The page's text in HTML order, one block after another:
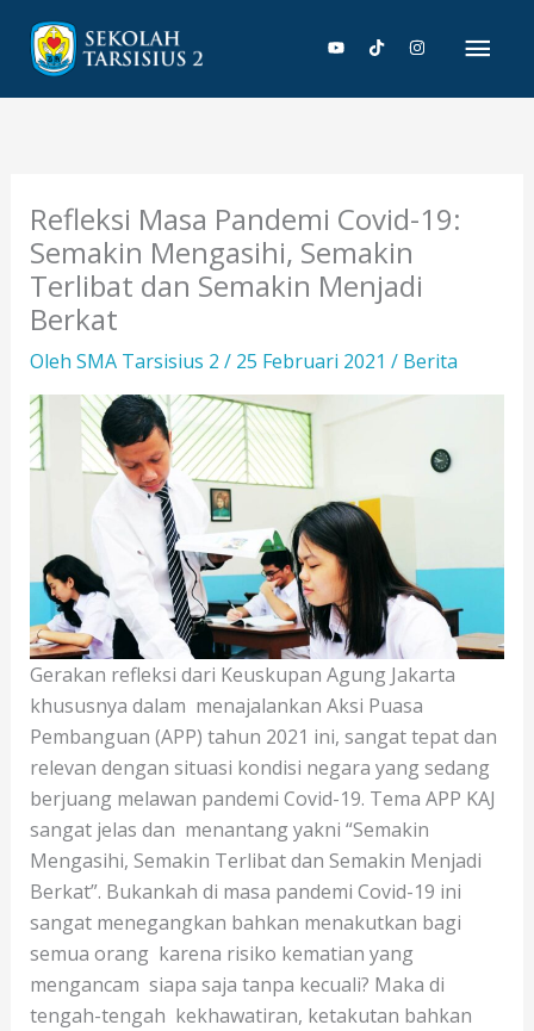
konten
Refleksi Masa Pandemi Covid-19:
Semakin Mengasihi, Semakin
Terlibat dan Semakin Menjadi
Berkat
Oleh SMA Tarsisius 2 / 25 Februari 2021 / Berita
Gerakan refleksi dari Keuskupan Agung Jakarta
khususnya dalam menajalankan Aksi Puasa
Pembanguan (APP) tahun 2021 ini, sangat tepat dan
relevan dengan situasi kondisi negara yang sedang
berjuang melawan pandemi Covid-19. Tema APP KAJ
sangat jelas dan menantang yakni “Semakin
Mengasihi, Semakin Terlibat dan Semakin Menjadi
Berkat”. Bukankah di masa pandemi Covid-19 ini
sangat menegangkan bahkan menakutkan bagi
semua orang karena risiko kematian yang
mengancam siapa saja tanpa kecuali? Maka di
tengah-tengah kekhawatiran, ketakutan bahkan